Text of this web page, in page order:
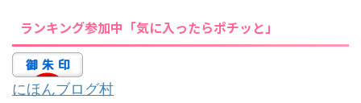
ランキング参加中「気に入ったらポチッと」
にほんブログ村